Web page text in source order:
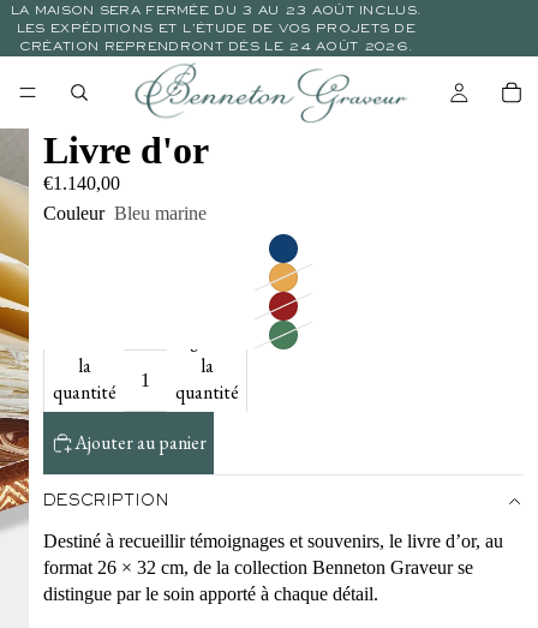
LA MAISON SERA FERMÉE DU 3 AU 23 AOÛT INCLUS.
LES EXPÉDITIONS ET L’ÉTUDE DE VOS PROJETS DE
CRÉATION REPRENDRONT DÈS LE 24 AOÛT 2026.
Livre d'or
€1.140,00
Couleur Bleu marine
la
quantité
la
quantité
Ajouter au panier
DESCRIPTION
Destiné à recueillir témoignages et souvenirs, le livre d’or, au
format 26 × 32 cm, de la collection Benneton Graveur se
distingue par le soin apporté à chaque détail.